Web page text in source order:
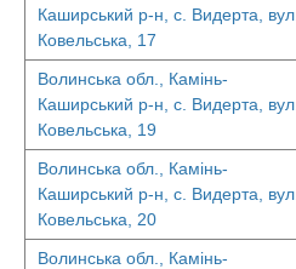
Каширський р-н, с. Видерта, вул.
Ковельська, 17
Волинська обл., Камінь-
Каширський р-н, с. Видерта, вул.
Ковельська, 19
Волинська обл., Камінь-
Каширський р-н, с. Видерта, вул.
Ковельська, 20
Волинська обл., Камінь-